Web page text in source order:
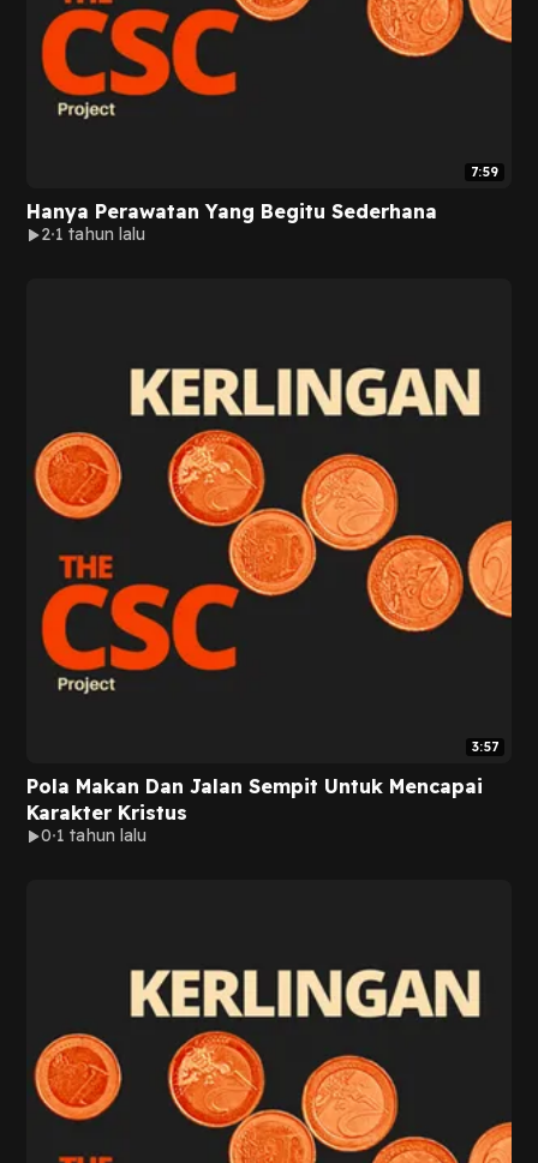
7:59
Hanya Perawatan Yang Begitu Sederhana
2 1 tahun lalu
3:57
Pola Makan Dan Jalan Sempit Untuk Mencapai
Karakter Kristus
0 1 tahun lalu